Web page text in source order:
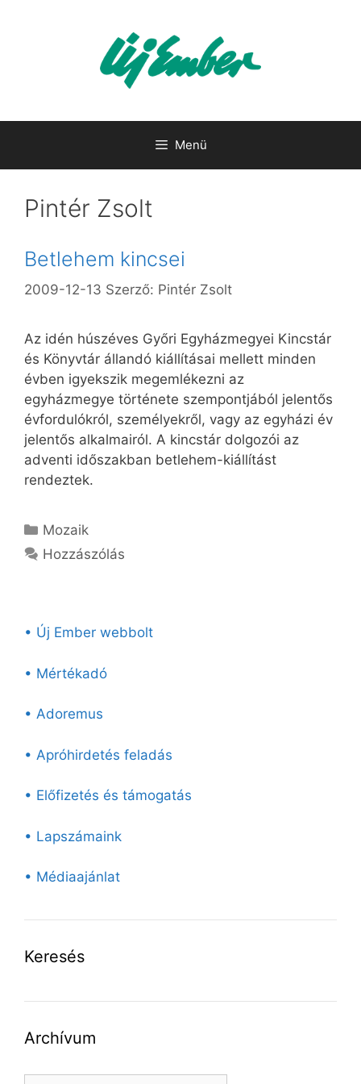
Menü
Pintér Zsolt
Betlehem kincsei
2009-12-13 Szerző: Pintér Zsolt
Az idén húszéves Győri Egyházmegyei Kincstár
és Könyvtár állandó kiállításai mellett minden
évben igyekszik megemlékezni az
egyházmegye története szempontjából jelentős
évfordulókról, személyekről, vagy az egyházi év
jelentős alkalmairól. A kincstár dolgozói az
adventi időszakban betlehem-kiállítást
rendeztek.
Kategória
Mozaik
Hozzászólás
• Új Ember webbolt
• Mértékadó
• Adoremus
• Apróhirdetés feladás
• Előfizetés és támogatás
• Lapszámaink
• Médiaajánlat
Keresés
Archívum